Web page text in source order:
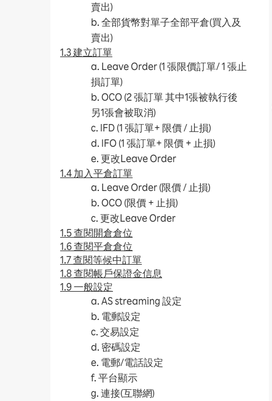
賣出)
b. 全部貨幣對單子全部平倉(買入及
賣出)
1.3 建立訂單
a. Leave Order (1 張限價訂單/ 1 張止
損訂單)
b. OCO (2 張訂單 其中1張被執行後
另1張會被取消)
c. IFD (1 張訂單+ 限價 / 止損)
d. IFO (1 張訂單+ 限價 + 止損)
e. 更改Leave Order
1.4 加入平倉訂單
a. Leave Order (限價 / 止損)
b. OCO (限價 + 止損)
c. 更改Leave Order
1.5 查閱開倉倉位
1.6 查閱平倉倉位
1.7 查閱等候中訂單
1.8 查閱帳戶保證金信息
1.9 一般設定
a. AS streaming 設定
b. 電郵設定
c. 交易設定
d. 密碼設定
e. 電郵/電話設定
f. 平台顯示
g. 連接(互聯網)